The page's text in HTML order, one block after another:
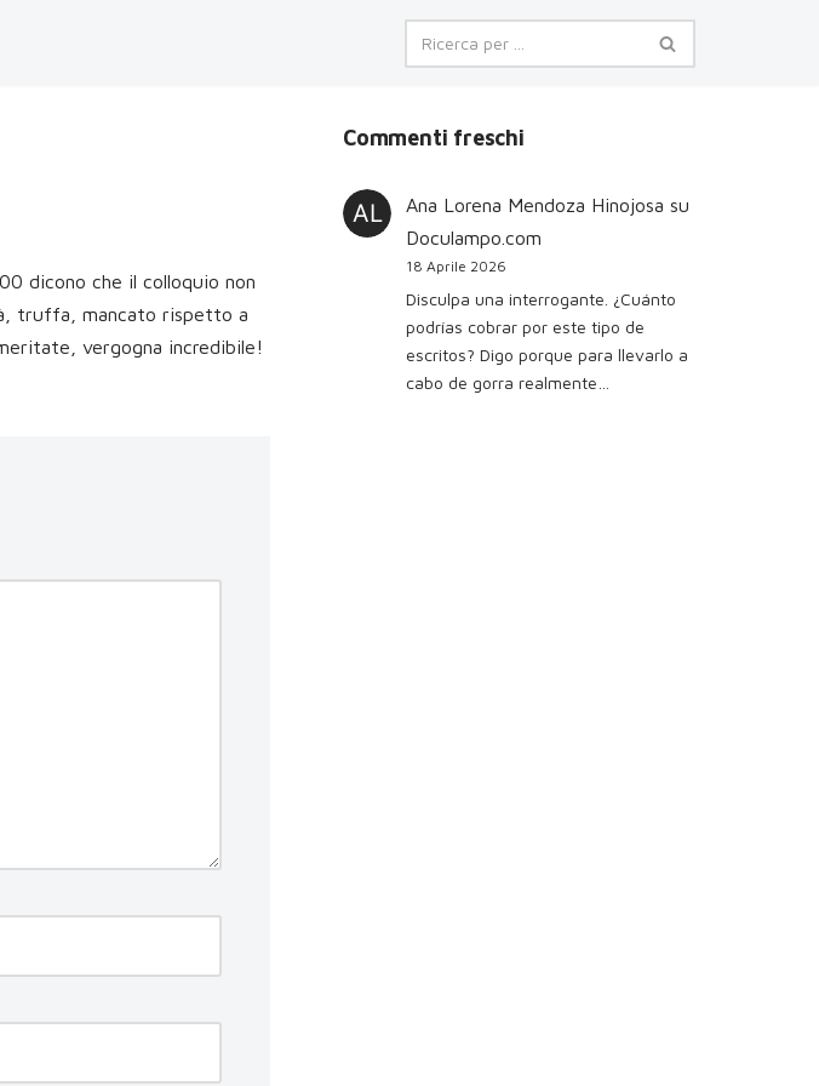
dicono che il colloquio non
truffa, mancato rispetto a
vergogna incredibile!
Commenti freschi
Ana Lorena Mendoza Hinojosa su
Doculampo.com
18 Aprile 2026
Disculpa una interrogante. ¿Cuánto
podrías cobrar por este tipo de
escritos? Digo porque para llevarlo a
cabo de gorra realmente…